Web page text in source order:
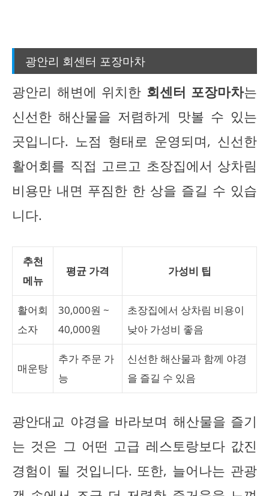
광안리 회센터 포장마차
광안리 해변에 위치한 회센터 포장마차는
신선한 해산물을 저렴하게 맛볼 수 있는
곳입니다. 노점 형태로 운영되며, 신선한
활어회를 직접 고르고 초장집에서 상차림
비용만 내면 푸짐한 한 상을 즐길 수 있습
니다.
추천
메뉴
평균 가격 가성비 팁
활어회
소자
30,000원 ~
40,000원
초장집에서 상차림 비용이
낮아 가성비 좋음
매운탕
추가 주문 가
능
신선한 해산물과 함께 야경
을 즐길 수 있음
광안대교 야경을 바라보며 해산물을 즐기
는 것은 그 어떤 고급 레스토랑보다 값진
경험이 될 것입니다. 또한, 늘어나는 관광